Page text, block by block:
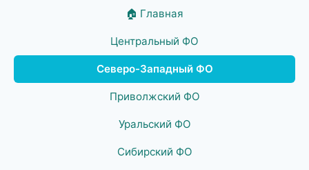
🏠 Главная
Центральный ФО
Северо-Западный ФО
Приволжский ФО
Уральский ФО
Сибирский ФО